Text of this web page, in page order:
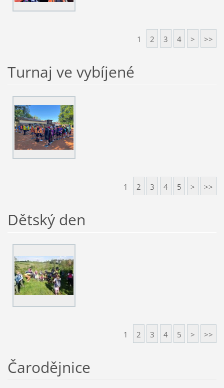
1 2 3 4 > >>
Turnaj ve vybíjené
1 2 3 4 5 > >>
Dětský den
1 2 3 4 5 > >>
Čarodějnice